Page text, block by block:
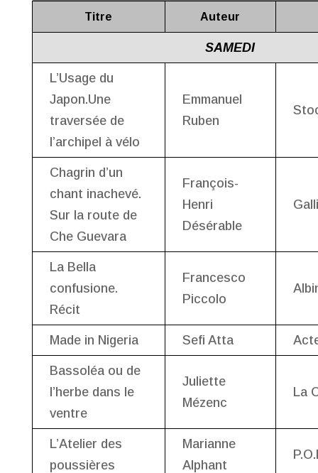
Titre Auteur
SAMEDI
L’Usage du
Japon.Une
traversée de
l’archipel à vélo
Emmanuel
Ruben
Chagrin d’un
chant inachevé.
Sur la route de
Che Guevara
François-
Henri
Désérable
La Bella
confusione.
Récit
Francesco
Piccolo
Made in Nigeria Sefi Atta
Bassoléa ou de
l’herbe dans le
ventre
Juliette
Mézenc
La
L’Atelier des
poussières
Marianne
Alphant